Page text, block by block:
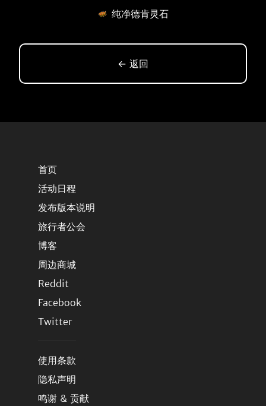
纯净德肯灵石
← 返回
首页
活动日程
发布版本说明
旅行者公会
博客
周边商城
Reddit
Facebook
Twitter
使用条款
隐私声明
鸣谢 & 贡献